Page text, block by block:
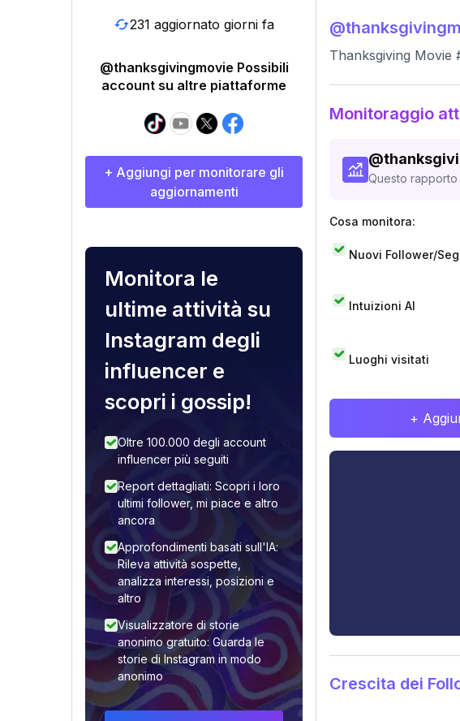
231 aggiornato giorni fa
@thanksgivingmovie Possibili
account su altre piattaforme
+ Aggiungi per monitorare gli
aggiornamenti
Monitora le
ultime attività su
Instagram degli
influencer e
scopri i gossip!
Oltre 100.000 degli account
influencer più seguiti
Report dettagliati: Scopri i loro
ultimi follower, mi piace e altro
ancora
Approfondimenti basati sull'IA:
Rileva attività sospette,
analizza interessi, posizioni e
altro
Visualizzatore di storie
anonimo gratuito: Guarda le
storie di Instagram in modo
anonimo
@
Thanksgiving Movie
Monitoraggio
@
Questo rapporto
Cosa monitora:
Nuovi Follower/
Intuizioni AI
Luoghi visitati
+
Crescita dei